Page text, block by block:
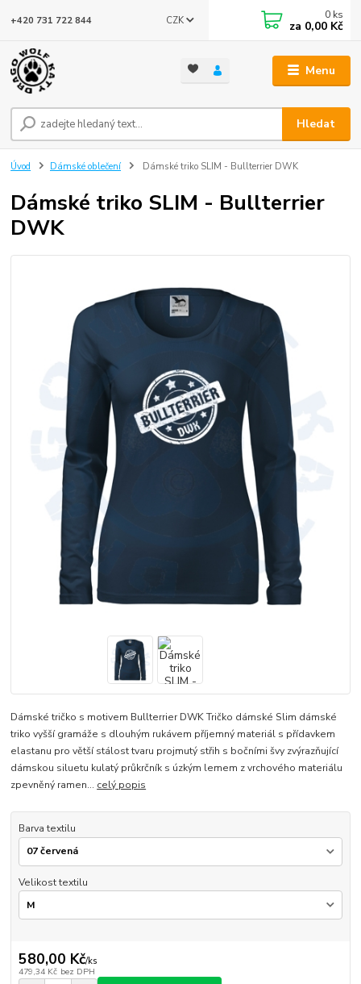
Menu
CZK
Hledat
+420 731 722 844 0 ks
za 0,00 Kč
Úvod Dámské oblečení Dámské triko SLIM - Bullterrier DWK
Dámské triko SLIM - Bullterrier
DWK
Dámské tričko s motivem Bullterrier DWK Tričko dámské Slim dámské
triko vyšší gramáže s dlouhým rukávem příjemný materiál s přídavkem
elastanu pro větší stálost tvaru projmutý střih s bočními švy zvýrazňující
dámskou siluetu kulatý průkrčník s úzkým lemem z vrchového materiálu
zpevněný ramen... celý popis
Barva textilu
Velikost textilu
580,00 Kč/ks
479,34 Kč bez DPH